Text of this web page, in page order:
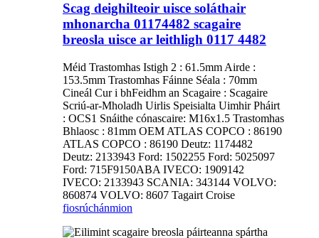
Scag deighilteoir uisce soláthair
mhonarcha 01174482 scagaire
breosla uisce ar leithligh 0117 4482
Méid Trastomhas Istigh 2 : 61.5mm Airde :
153.5mm Trastomhas Fáinne Séala : 70mm
Cineál Cur i bhFeidhm an Scagaire : Scagaire
Scriú-ar-Mholadh Uirlis Speisialta Uimhir Pháirt
: OCS1 Snáithe cónascaire: M16x1.5 Trastomhas
Bhlaosc : 81mm OEM ATLAS COPCO : 86190
ATLAS COPCO : 86190 Deutz: 1174482
Deutz: 2133943 Ford: 1502255 Ford: 5025097
Ford: 715F9150ABA IVECO: 1909142
IVECO: 2133943 SCANIA: 343144 VOLVO:
860874 VOLVO: 8607 Tagairt Croise
fiosrúchánmion